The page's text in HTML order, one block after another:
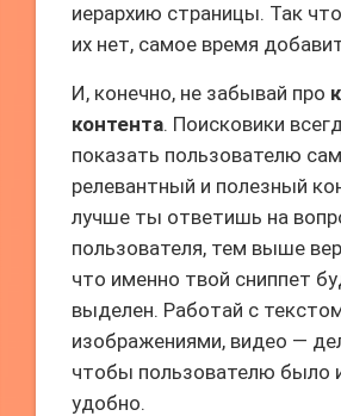
иерархию страницы. Так
их нет, самое время
И, конечно, не забывай про
контента. Поисковики
показать пользователю
релевантный и полезный
лучше ты ответишь на
пользователя, тем выше
что именно твой сниппет
выделен. Работай с
изображениями, видео —
чтобы пользователю было
удобно.